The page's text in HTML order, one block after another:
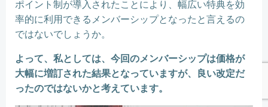
ポイント制が導入されたことにより、幅広い特典を効
率的に利用できるメンバーシップとなったと言えるの
ではないでしょうか。
よって、私としては、今回のメンバーシップは価格が
大幅に増訂された結果となっていますが、良い改定だ
ったのではないかと考えています。